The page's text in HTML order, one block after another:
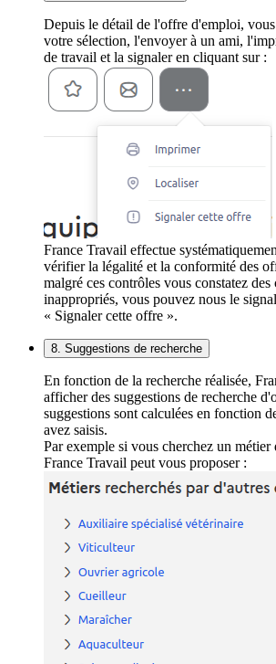
Depuis le détail de l'offre d'emploi,
votre sélection, l'envoyer à un ami,
de travail et la signaler en cliquant sur :
France Travail effectue
vérifier la légalité et la conformité des
malgré ces contrôles vous constatez des
inappropriés, vous pouvez nous le
« Signaler cette offre ».
8. Suggestions de recherche
En fonction de la recherche réalisée,
afficher des suggestions de recherche
suggestions sont calculées en fonction
avez saisis.
Par exemple si vous cherchez un
France Travail peut vous proposer :